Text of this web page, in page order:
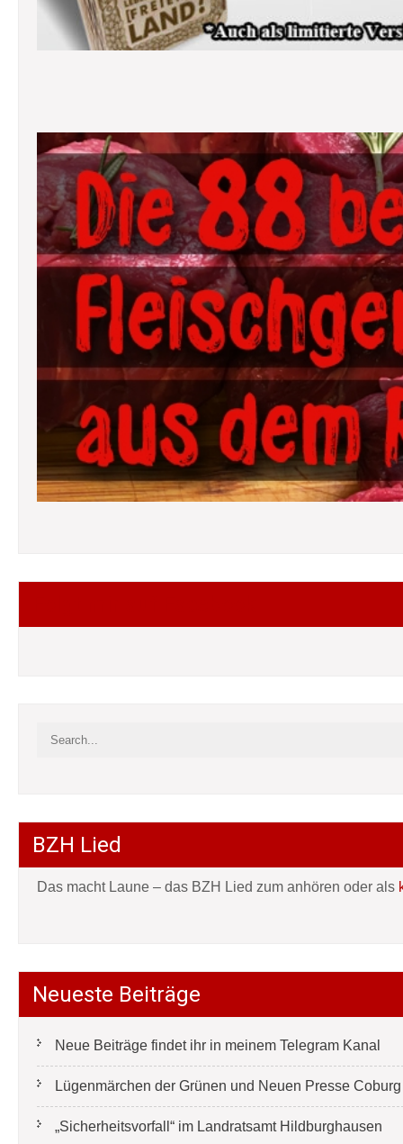
BZH Lied
Das macht Laune – das BZH Lied zum anhören oder als
Neueste Beiträge
Neue Beiträge findet ihr in meinem Telegram Kanal
Lügenmärchen der Grünen und Neuen Presse
„Sicherheitsvorfall“ im Landratsamt Hildburghausen